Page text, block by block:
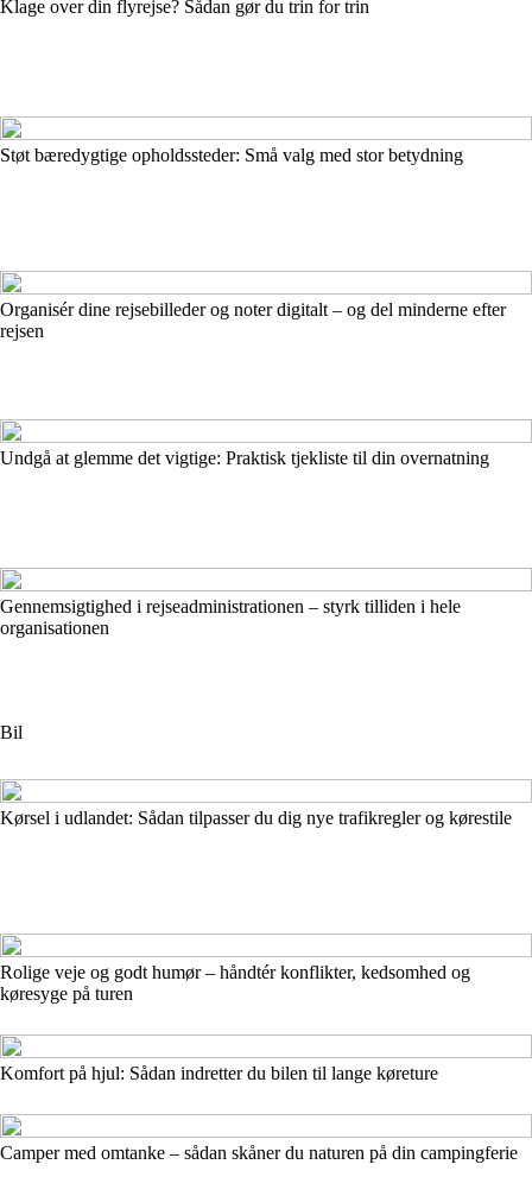
Klage over din flyrejse? Sådan gør du trin for trin
Støt bæredygtige opholdssteder: Små valg med stor betydning
Organisér dine rejsebilleder og noter digitalt – og del minderne efter
rejsen
Undgå at glemme det vigtige: Praktisk tjekliste til din overnatning
Gennemsigtighed i rejseadministrationen – styrk tilliden i hele
organisationen
Bil
Kørsel i udlandet: Sådan tilpasser du dig nye trafikregler og kørestile
Rolige veje og godt humør – håndtér konflikter, kedsomhed og
køresyge på turen
Komfort på hjul: Sådan indretter du bilen til lange køreture
Camper med omtanke – sådan skåner du naturen på din campingferie